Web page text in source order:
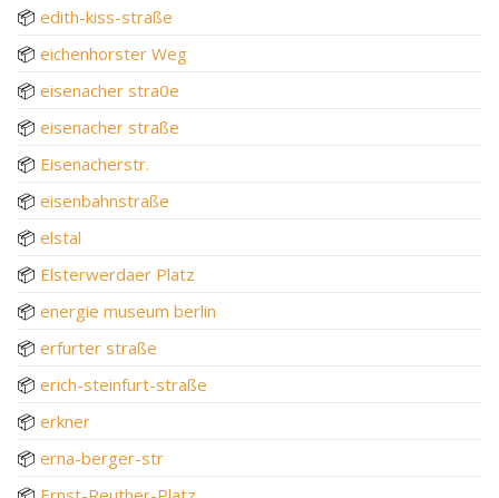
📦 edith-kiss-straße
📦 eichenhorster Weg
📦 eisenacher stra0e
📦 eisenacher straße
📦 Eisenacherstr.
📦 eisenbahnstraße
📦 elstal
📦 Elsterwerdaer Platz
📦 energie museum berlin
📦 erfurter straße
📦 erich-steinfurt-straße
📦 erkner
📦 erna-berger-str